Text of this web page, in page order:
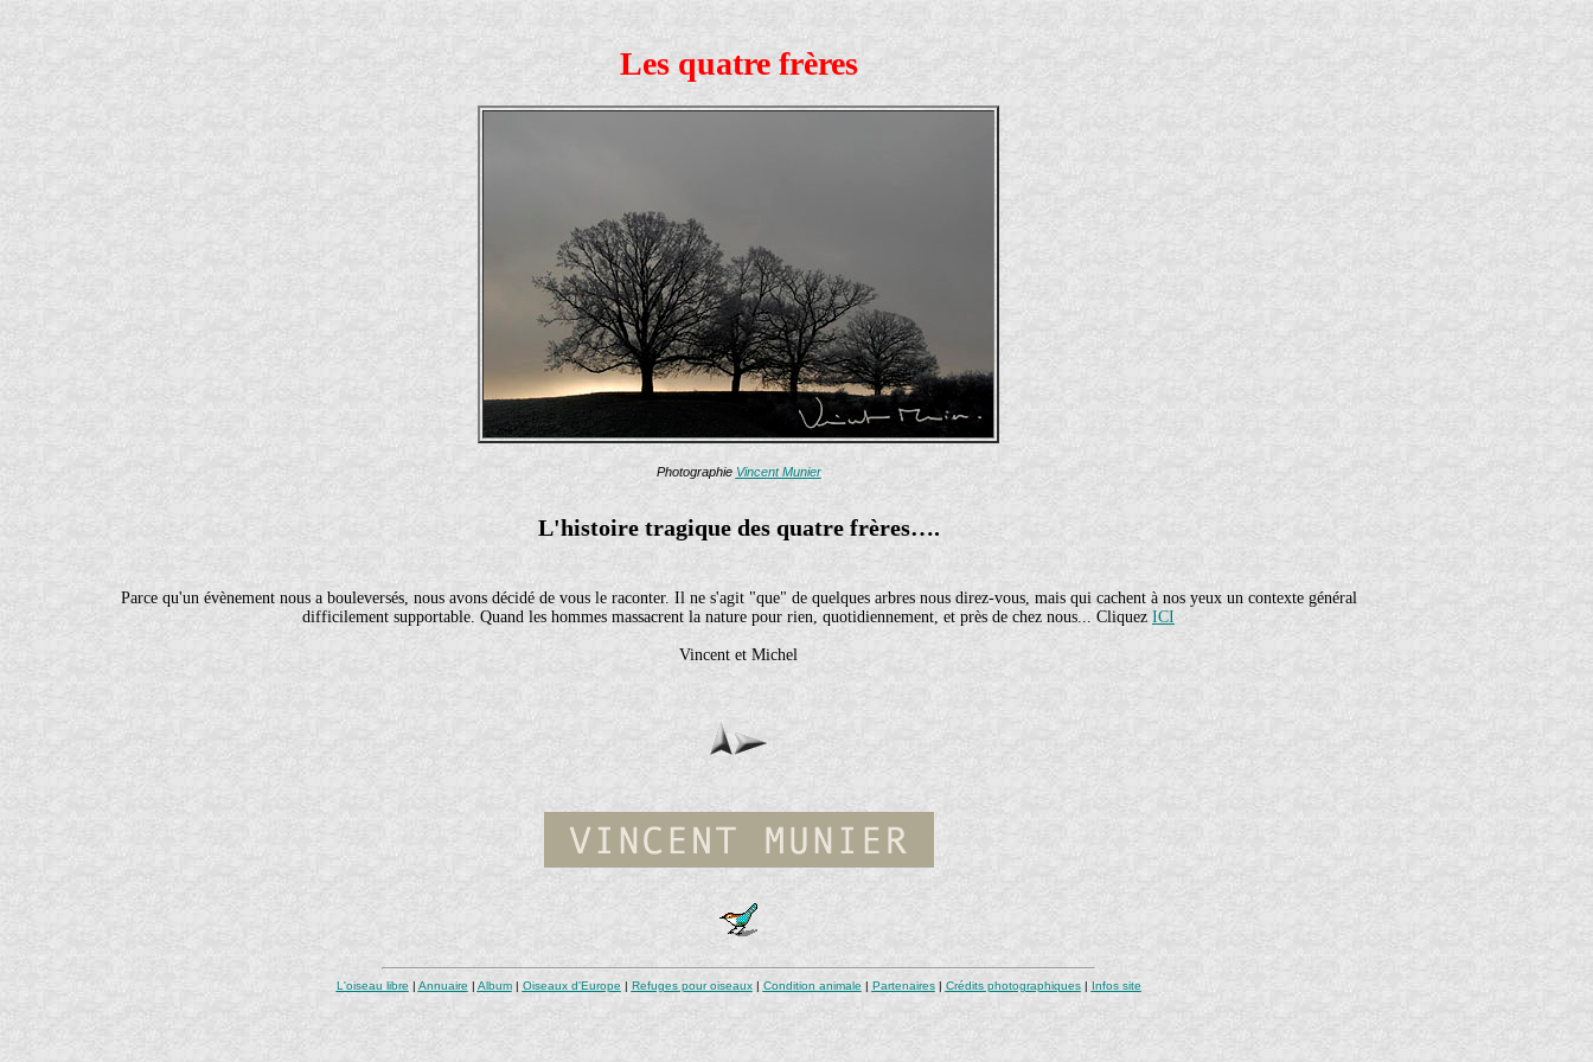
Les quatre frères
Photographie Vincent Munier
L'histoire tragique des quatre frères….
Parce qu'un évènement nous a bouleversés, nous avons décidé de vous le raconter. Il ne s'agit "que" de quelques arbres nous direz-vous, mais qui cachent à nos yeux un contexte général
difficilement supportable. Quand les hommes massacrent la nature pour rien, quotidiennement, et près de chez nous... Cliquez ICI
Vincent et Michel
L'oiseau libre| Annuaire | Album| Oiseaux d'Europe | Refuges pour oiseaux| Condition animale | Partenaires| Crédits photographiques| Infos site